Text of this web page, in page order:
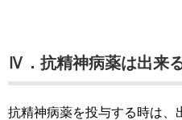
Ⅳ．抗精神病薬は出来
抗精神病薬を投与する時は、